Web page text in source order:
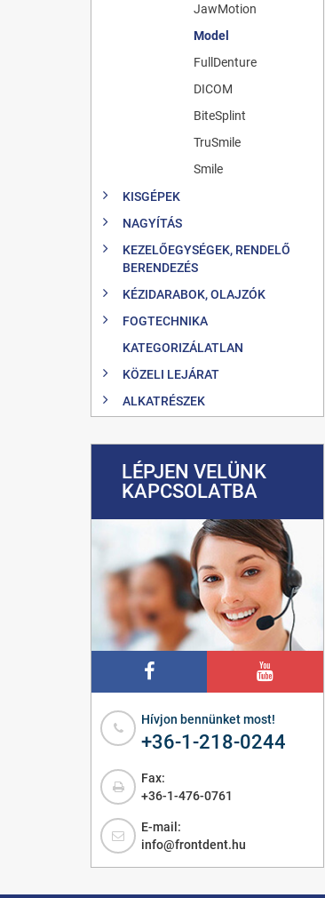
JawMotion
Model
FullDenture
DICOM
BiteSplint
TruSmile
Smile
KISGÉPEK
NAGYÍTÁS
KEZELŐEGYSÉGEK, RENDELŐ
BERENDEZÉS
KÉZIDARABOK, OLAJZÓK
FOGTECHNIKA
KATEGORIZÁLATLAN
KÖZELI LEJÁRAT
ALKATRÉSZEK
LÉPJEN VELÜNK
KAPCSOLATBA
Hívjon bennünket most!
+36-1-218-0244
Fax:
+36-1-476-0761
E-mail:
info@frontdent.hu